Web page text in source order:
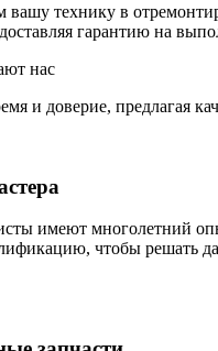
технику в
гарантию на
нас
и доверие, предлагая
имеют многолетний
чтобы решать